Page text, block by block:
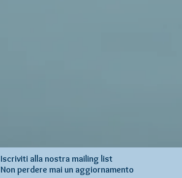
Iscriviti alla nostra mailing list
Non perdere mai un aggiornamento